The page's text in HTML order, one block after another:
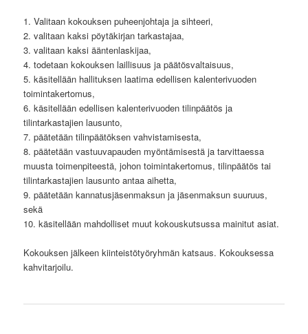
1. Valitaan kokouksen puheenjohtaja ja sihteeri,
2. valitaan kaksi pöytäkirjan tarkastajaa,
3. valitaan kaksi ääntenlaskijaa,
4. todetaan kokouksen laillisuus ja päätösvaltaisuus,
5. käsitellään hallituksen laatima edellisen kalenterivuoden
toimintakertomus,
6. käsitellään edellisen kalenterivuoden tilinpäätös ja
tilintarkastajien lausunto,
7. päätetään tilinpäätöksen vahvistamisesta,
8. päätetään vastuuvapauden myöntämisestä ja tarvittaessa
muusta toimenpiteestä, johon toimintakertomus, tilinpäätös tai
tilintarkastajien lausunto antaa aihetta,
9. päätetään kannatusjäsenmaksun ja jäsenmaksun suuruus,
sekä
10. käsitellään mahdolliset muut kokouskutsussa mainitut asiat.
Kokouksen jälkeen kiinteistötyöryhmän katsaus. Kokouksessa
kahvitarjoilu.